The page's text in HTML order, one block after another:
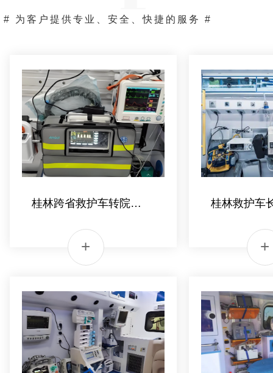
桂林救护车转院哪家好 桂林救护
# 为客户提供专业、安全、快捷的服务 #
桂林跨省救护车转院电话